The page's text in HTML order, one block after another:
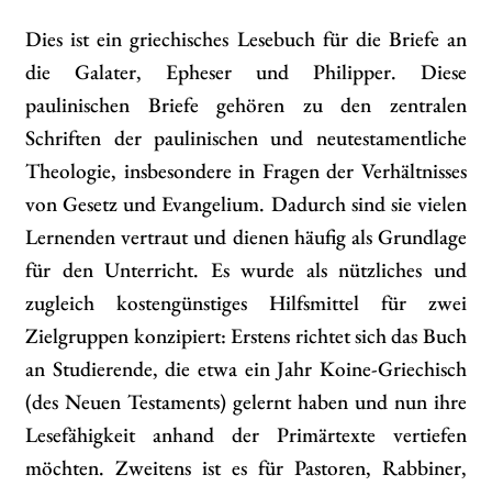
Dies ist ein griechisches Lesebuch für die Briefe an
die Galater, Epheser und Philipper. Diese
paulinischen Briefe gehören zu den zentralen
Schriften der paulinischen und neutestamentliche
Theologie, insbesondere in Fragen der Verhältnisses
von Gesetz und Evangelium. Dadurch sind sie vielen
Lernenden vertraut und dienen häufig als Grundlage
für den Unterricht. Es wurde als nützliches und
zugleich kostengünstiges Hilfsmittel für zwei
Zielgruppen konzipiert: Erstens richtet sich das Buch
an Studierende, die etwa ein Jahr Koine-Griechisch
(des Neuen Testaments) gelernt haben und nun ihre
Lesefähigkeit anhand der Primärtexte vertiefen
möchten. Zweitens ist es für Pastoren, Rabbiner,